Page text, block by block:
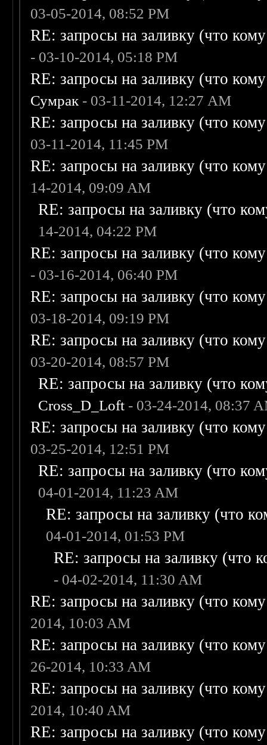
03-05-2014, 08:52 PM
RE: запросы на заливку (что
- 03-10-2014, 05:18 PM
RE: запросы на заливку (что
Сумрак - 03-11-2014, 12:27 AM
RE: запросы на заливку (что
03-11-2014, 11:45 PM
RE: запросы на заливку (что
14-2014, 09:09 AM
RE: запросы на заливку (что
14-2014, 04:22 PM
RE: запросы на заливку (что
- 03-16-2014, 06:40 PM
RE: запросы на заливку (что
03-18-2014, 09:19 PM
RE: запросы на заливку (что
03-20-2014, 08:57 PM
RE: запросы на заливку (что
Cross_D_Loft - 03-24-2014, 08:37
RE: запросы на заливку (что
03-25-2014, 12:51 PM
RE: запросы на заливку (что
04-01-2014, 11:23 AM
RE: запросы на заливку (что
04-01-2014, 01:53 PM
RE: запросы на заливку (что
- 04-02-2014, 11:30 AM
RE: запросы на заливку (что
2014, 10:03 AM
RE: запросы на заливку (что
26-2014, 10:33 AM
RE: запросы на заливку (что
2014, 10:40 AM
RE: запросы на заливку (что